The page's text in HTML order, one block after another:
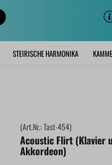
Suche...
STEIRISCHE HARMONIKA
(Art.Nr.:Tast-454)
Acoustic Flirt (Klavier
Akkordeon)